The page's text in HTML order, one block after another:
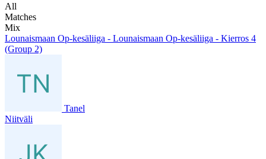
All
Matches
Mix
Lounaismaan Op-kesäliiga - Lounaismaan Op-kesäliiga - Kierros 4
(Group 2)
Tanel
Niitväli